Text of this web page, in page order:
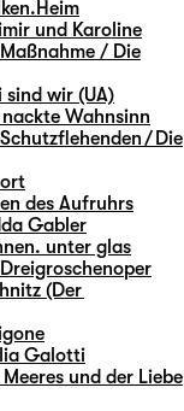
und Karoline
Maßnahme / Die
sind wir (UA)
nackte Wahnsinn
/ Die
des Aufruhrs
Gabler
unter glas
Dreigroschenoper
(Der
Galotti
Meeres und der Liebe